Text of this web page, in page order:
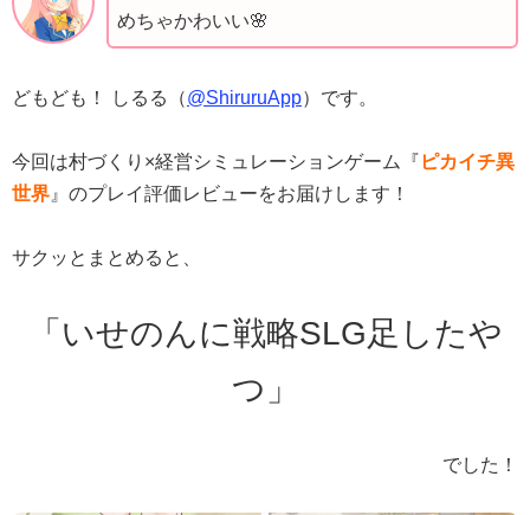
めちゃかわいい🌸
どもども！ しるる（@ShiruruApp）です。
今回は村づくり×経営シミュレーションゲーム『 ピカイチ異
世界 』のプレイ評価レビューをお届けします！
サクッとまとめると、
「いせのんに戦略SLG足したや
つ」
でした！